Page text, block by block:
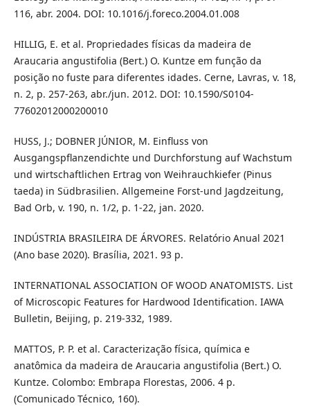
116, abr. 2004. DOI: 10.1016/j.foreco.2004.01.008
HILLIG, E. et al. Propriedades físicas da madeira de
Araucaria angustifolia (Bert.) O. Kuntze em função da
posição no fuste para diferentes idades. Cerne, Lavras, v. 18,
n. 2, p. 257-263, abr./jun. 2012. DOI: 10.1590/S0104-
77602012000200010
HUSS, J.; DOBNER JÚNIOR, M. Einfluss von
Ausgangspflanzendichte und Durchforstung auf Wachstum
und wirtschaftlichen Ertrag von Weihrauchkiefer (Pinus
taeda) in Südbrasilien. Allgemeine Forst-und Jagdzeitung,
Bad Orb, v. 190, n. 1/2, p. 1-22, jan. 2020.
INDÚSTRIA BRASILEIRA DE ÁRVORES. Relatório Anual 2021
(Ano base 2020). Brasília, 2021. 93 p.
INTERNATIONAL ASSOCIATION OF WOOD ANATOMISTS. List
of Microscopic Features for Hardwood Identification. IAWA
Bulletin, Beijing, p. 219-332, 1989.
MATTOS, P. P. et al. Caracterização física, química e
anatômica da madeira de Araucaria angustifolia (Bert.) O.
Kuntze. Colombo: Embrapa Florestas, 2006. 4 p.
(Comunicado Técnico, 160).